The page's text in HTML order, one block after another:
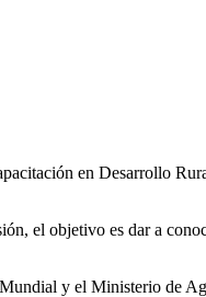
en Desarrollo
el objetivo es dar a
y el Ministerio de